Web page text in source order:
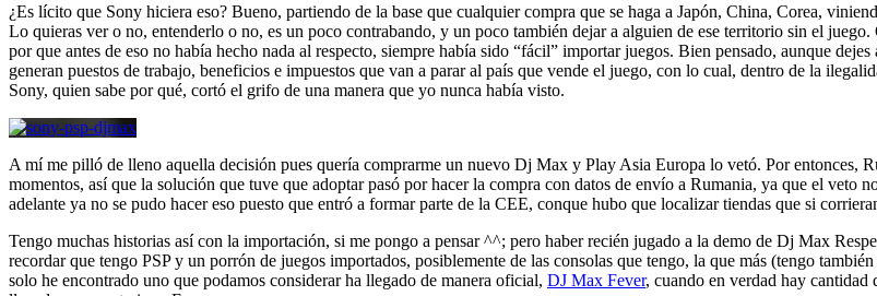
¿Es lícito que Sony hiciera eso? Bueno, partiendo de la base que cualquier compra que se haga a Japón, China, Corea,
Lo quieras ver o no, entenderlo o no, es un poco contrabando, y un poco también dejar a alguien de ese territorio sin el
por que antes de eso no había hecho nada al respecto, siempre había sido “fácil” importar juegos. Bien pensado, aunque
generan puestos de trabajo, beneficios e impuestos que van a parar al país que vende el juego, con lo cual, dentro de la
Sony, quien sabe por qué, cortó el grifo de una manera que yo nunca había visto.
A mí me pilló de lleno aquella decisión pues quería comprarme un nuevo Dj Max y Play Asia Europa lo vetó. Por entonces,
momentos, así que la solución que tuve que adoptar pasó por hacer la compra con datos de envío a Rumania, ya que el veto
adelante ya no se pudo hacer eso puesto que entró a formar parte de la CEE, conque hubo que localizar tiendas que si
Tengo muchas historias así con la importación, si me pongo a pensar ^^; pero haber recién jugado a la demo de Dj Max
recordar que tengo PSP y un porrón de juegos importados, posiblemente de las consolas que tengo, la que más (tengo
solo he encontrado uno que podamos considerar ha llegado de manera oficial, DJ Max Fever, cuando en verdad hay